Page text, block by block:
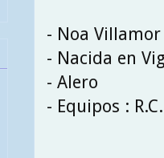
- Noa
- Nacida en
- Alero
- Equipos :